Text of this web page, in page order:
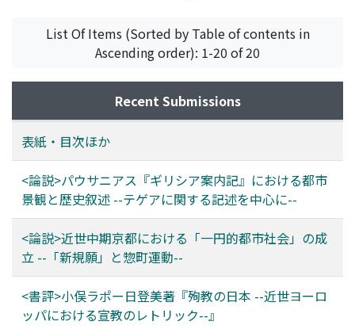
List Of Items (Sorted by Table of contents in
Ascending order): 1-20 of 20
Recent Submissions
表紙・目次ほか
<論説>パウサニアス『ギリシア案内記』における都市
景観と歴史叙述 --テゲアに関する記述を中心に--
<論説>近世中期京都における「一円的都市社会」の成
立 --「新規願」と惣町運動--
<書評>小俣ラポー日登美著『殉教の日本 --近世ヨーロ
ッパにおける宣教のレトリック--』